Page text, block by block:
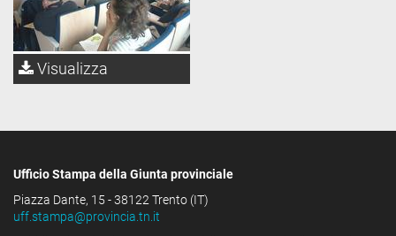
Visualizza
Ufficio Stampa della Giunta provinciale
Piazza Dante, 15 - 38122 Trento (IT)
uff.stampa@provincia.tn.it